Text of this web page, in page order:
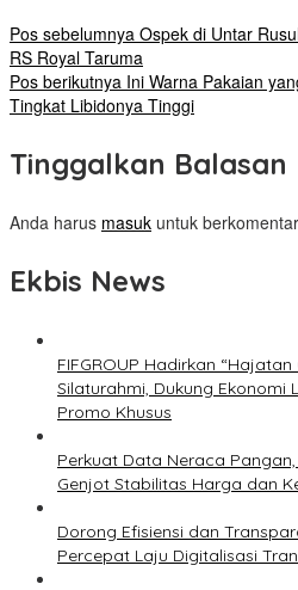
Pos sebelumnya Ospek di Untar
RS Royal Taruma
Pos berikutnya Ini Warna Pakaian
Tingkat Libidonya Tinggi
Tinggalkan Balasan
Anda harus masuk untuk
Ekbis News
FIFGROUP Hadirkan
Silaturahmi, Dukung Ekonomi
Promo Khusus
Perkuat Data Neraca
Genjot Stabilitas Harga dan
Dorong Efisiensi dan
Percepat Laju Digitalisasi